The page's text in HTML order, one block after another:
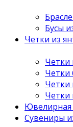
Бусы
Четки из
Четки
Четки
Четки
Четки
Ювелирная
Сувениры